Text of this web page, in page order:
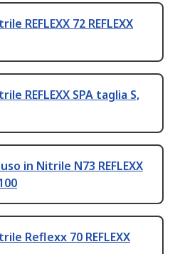
REFLEXX 72 REFLEXX
REFLEXX SPA taglia S,
in Nitrile N73 REFLEXX
Reflexx 70 REFLEXX